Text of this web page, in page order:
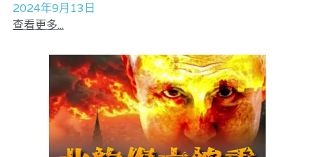
2024年9月13日
查看更多...